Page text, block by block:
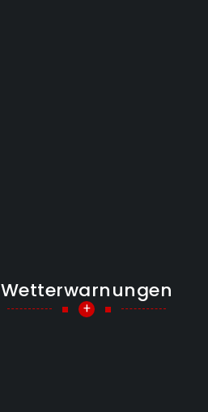
Wetterwarnungen
+